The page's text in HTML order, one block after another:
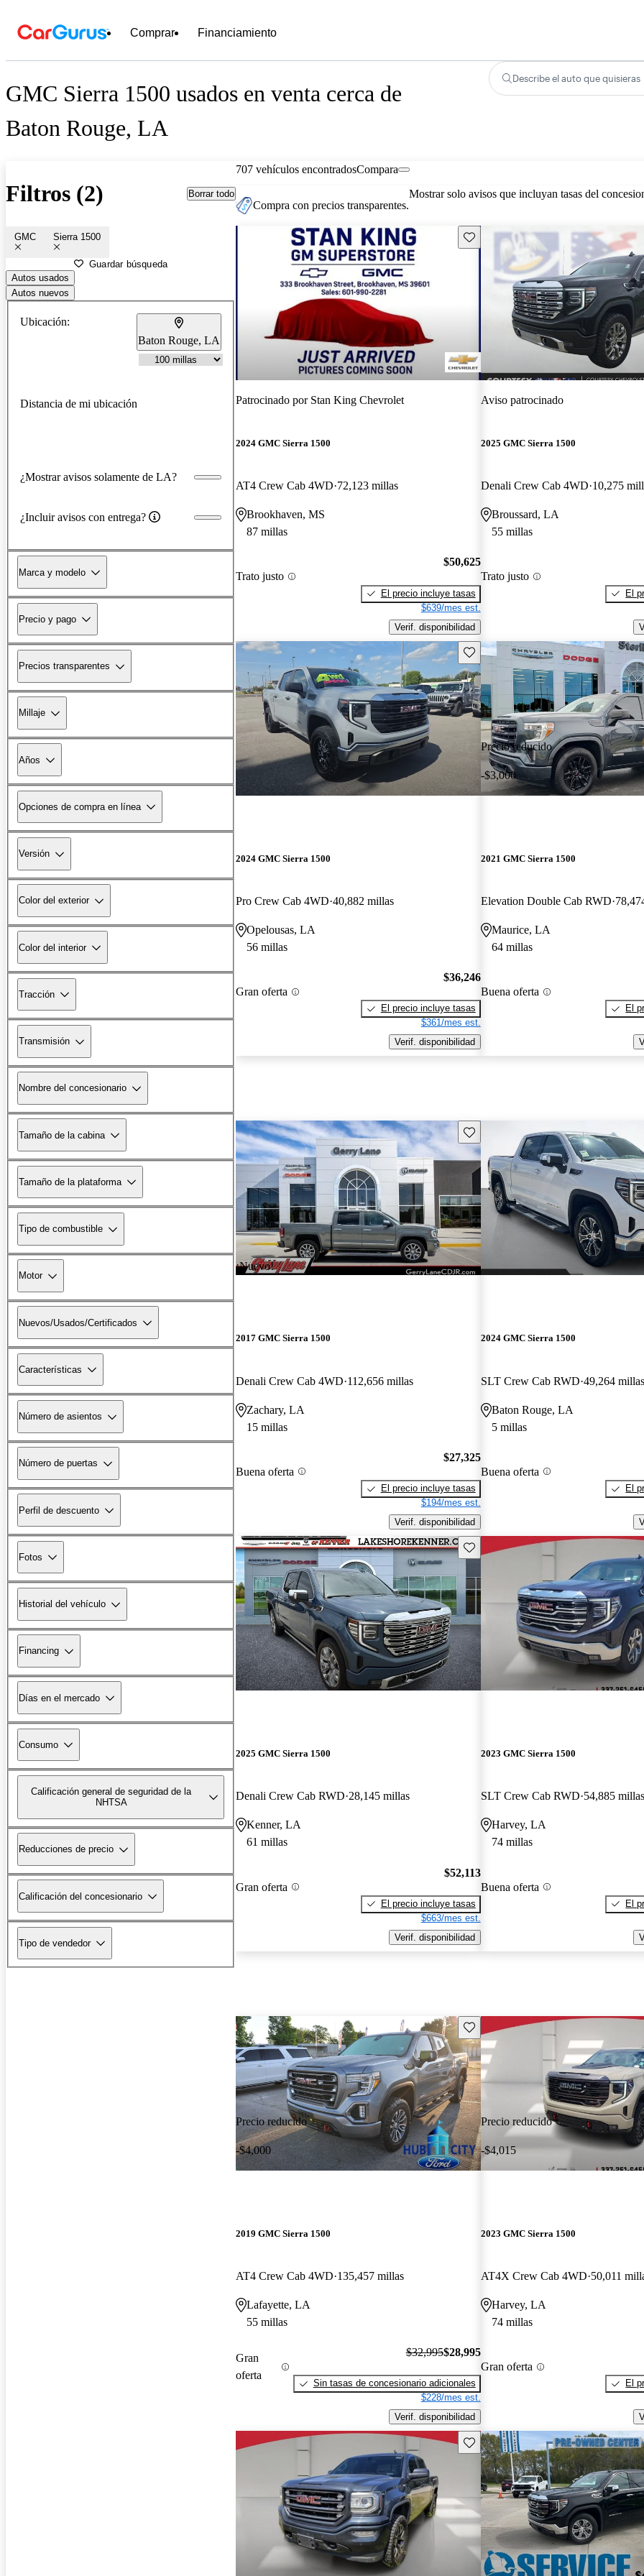
Comprar Financiamiento
GMC Sierra 1500 usados en venta cerca de
Baton Rouge, LA
Describe el auto que quisieras
Filtros (2) Borrar todo
GMC Sierra 1500
Guardar búsqueda
Autos usados
Autos nuevos
Ubicación:
Baton Rouge, LA
Distancia de mi ubicación
¿Mostrar avisos solamente de LA?
¿Incluir avisos con entrega?
Marca y modelo
Precio y pago
Precios transparentes
Millaje
Años
Opciones de compra en línea
Versión
Color del exterior
Color del interior
Tracción
Transmisión
Nombre del concesionario
Tamaño de la cabina
Tamaño de la plataforma
Tipo de combustible
Motor
Nuevos/Usados/Certificados
Características
Número de asientos
Número de puertas
Perfil de descuento
Fotos
Historial del vehículo
Financing
Días en el mercado
Consumo
Calificación general de seguridad de la
NHTSA
Reducciones de precio
Calificación del concesionario
Tipo de vendedor
707 vehículos encontradosCompara
Compra con precios transparentes.
Mostrar solo avisos que incluyan tasas del
Guarda este Aviso
Patrocinado por Stan King Chevrolet
2024 GMC Sierra 1500
AT4 Crew Cab 4WD 72,123 millas
Brookhaven, MS
87 millas
Trato justo
$50,625
El precio incluye tasas
$639/mes est.
Verif. disponibilidad
Aviso patrocinado
2025 GMC Sierra 1500
Denali Crew Cab 4WD 10,275
Broussard, LA
55 millas
Trato justo
El
Guarda este Aviso
2024 GMC Sierra 1500
Pro Crew Cab 4WD 40,882 millas
Opelousas, LA
56 millas
Gran oferta
$36,246
El precio incluye tasas
$361/mes est.
Verif. disponibilidad
Precio reducido
-$3,000
2021 GMC Sierra 1500
Elevation Double Cab RWD
Maurice, LA
64 millas
Buena oferta
El
¡Nuevo!
Guarda este Aviso
2017 GMC Sierra 1500
Denali Crew Cab 4WD 112,656 millas
Zachary, LA
15 millas
Buena oferta
$27,325
El precio incluye tasas
$194/mes est.
Verif. disponibilidad
2024 GMC Sierra 1500
SLT Crew Cab RWD 49,264 millas
Baton Rouge, LA
5 millas
Buena oferta
El
Guarda este Aviso
2025 GMC Sierra 1500
Denali Crew Cab RWD 28,145 millas
Kenner, LA
61 millas
Gran oferta
$52,113
El precio incluye tasas
$663/mes est.
Verif. disponibilidad
2023 GMC Sierra 1500
SLT Crew Cab RWD 54,885 millas
Harvey, LA
74 millas
Buena oferta
El
Precio reducido
-$4,000
Guarda este Aviso
2019 GMC Sierra 1500
AT4 Crew Cab 4WD 135,457 millas
Lafayette, LA
55 millas
Gran
oferta
$32,995$28,995
Sin tasas de concesionario adicionales
$228/mes est.
Verif. disponibilidad
Precio reducido
-$4,015
2023 GMC Sierra 1500
AT4X Crew Cab 4WD 50,011
Harvey, LA
74 millas
Gran oferta
El
Guarda este Aviso